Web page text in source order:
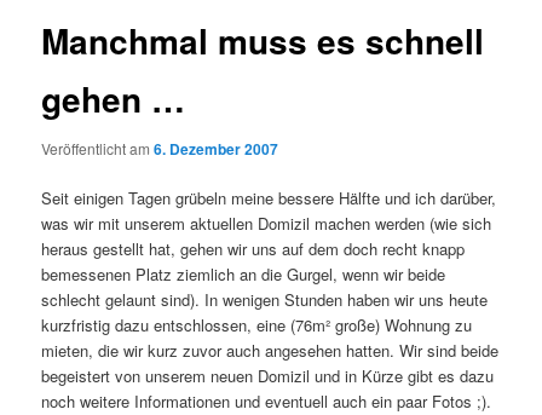
Manchmal muss es schnell
gehen …
Veröffentlicht am6. Dezember 2007
Seit einigen Tagen grübeln meine bessere Hälfte und ich darüber,
was wir mit unserem aktuellen Domizil machen werden (wie sich
heraus gestellt hat, gehen wir uns auf dem doch recht knapp
bemessenen Platz ziemlich an die Gurgel, wenn wir beide
schlecht gelaunt sind). In wenigen Stunden haben wir uns heute
kurzfristig dazu entschlossen, eine (76m² große) Wohnung zu
mieten, die wir kurz zuvor auch angesehen hatten. Wir sind beide
begeistert von unserem neuen Domizil und in Kürze gibt es dazu
noch weitere Informationen und eventuell auch ein paar Fotos ;).